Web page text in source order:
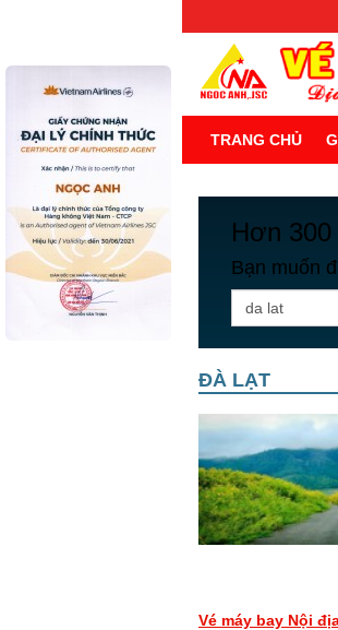
TRANG CHỦ
Hơn
Bạn muốn
ĐÀ LẠT
Vé máy bay Nội